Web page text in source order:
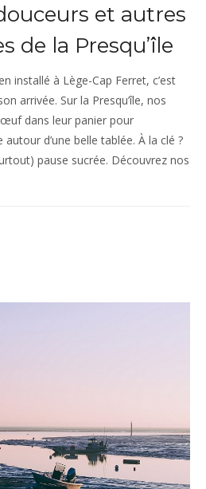
et autres
de la Presqu’île
installé à Lège-Cap Ferret, c’est
arrivée. Sur la Presqu’île, nos
dans leur panier pour
d’une belle tablée. À la clé ?
pause sucrée. Découvrez nos